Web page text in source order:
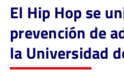
El Hip Hop se
prevención de
la Universidad